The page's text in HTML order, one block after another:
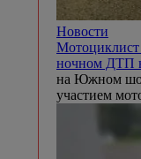
Новости
Мотоциклист
ночном ДТП
на Южном
участием